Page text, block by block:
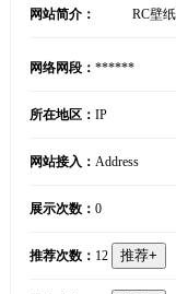
网站简介： RC壁
网络网段： ******
所在地区： IP
网站接入： Address
展示次数： 0
推荐次数： 12